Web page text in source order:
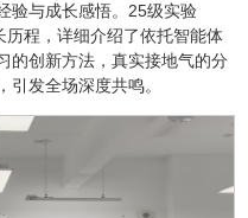
验与成长感悟。25级实验
历程，详细介绍了依托智能体
的创新方法，真实接地气的分
发全场深度共鸣。